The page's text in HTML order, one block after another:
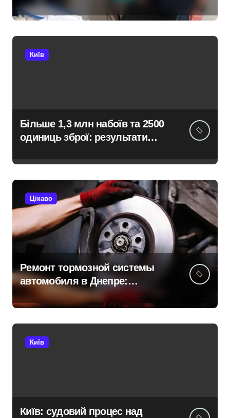
ненастоящий діагноз
Київ
Більше 1,3 млн набоїв та 2500
одиниць зброї: результати
Цікаво
Ремонт тормозной системы
автомобиля в Днепре:
диагностика, обслуживание и
замена деталей
Київ
Київ: судовий процес над